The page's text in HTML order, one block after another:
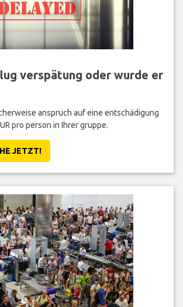
verspätung oder wurde er
anspruch auf eine entschädigung
pro person in Ihrer gruppe.
JETZT!